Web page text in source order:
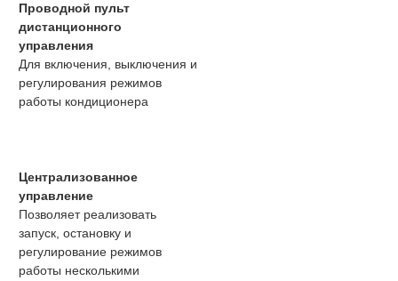
Проводной пульт
дистанционного
управления
Для включения, выключения и
регулирования режимов
работы кондиционера
Централизованное
управление
Позволяет реализовать
запуск, остановку и
регулирование режимов
работы несколькими